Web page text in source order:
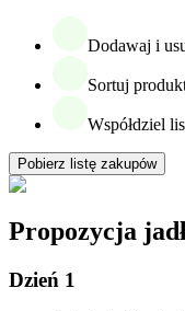
Dodawaj i
Sortuj
Współdziel
Pobierz listę zakupów
Propozycja
Dzień 1